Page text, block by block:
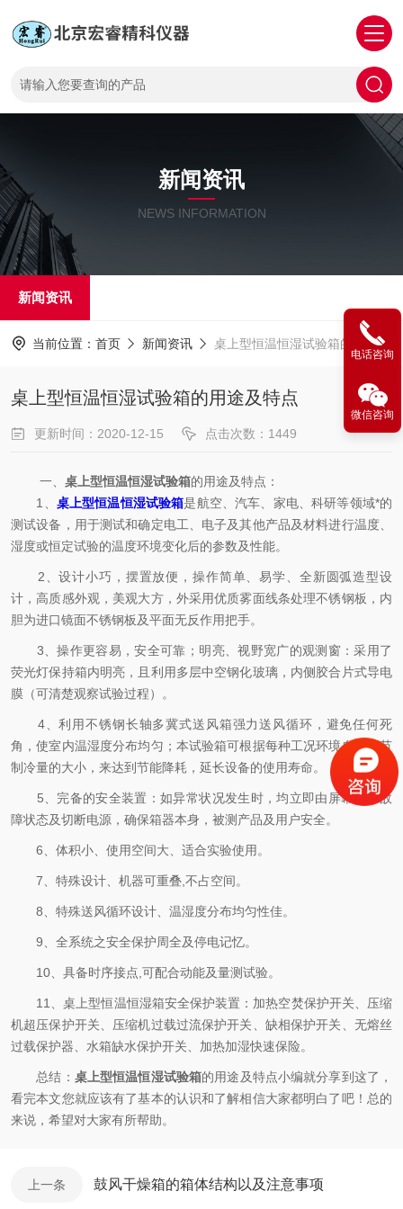
新闻资讯
NEWS INFORMATION
新闻资讯
当前位置： 首页 新闻资讯 桌上型恒温恒湿试验箱的用途及特点
桌上型恒温恒湿试验箱的用途及特点
更新时间：2020-12-15 点击次数：1449
一、 桌上型恒温恒湿试验箱的用途及特点：
1、 桌上型恒温恒湿试验箱是航空、汽车、家电、科研等领域*的
测试设备，用于测试和确定电工、电子及其他产品及材料进行温度、
湿度或恒定试验的温度环境变化后的参数及性能。
2、设计小巧，摆置放便，操作简单、易学、全新圆弧造型设
计，高质感外观，美观大方，外采用优质雾面线条处理不锈钢板，内
胆为进口镜面不锈钢板及平面无反作用把手。
3、操作更容易，安全可靠；明亮、视野宽广的观测窗：采用了
荧光灯保持箱内明亮，且利用多层中空钢化玻璃，内侧胶合片式导电
膜（可清楚观察试验过程）。
4、利用不锈钢长轴多冀式送风箱强力送风循环，避免任何死
角，使室内温湿度分布均匀；本试验箱可根据每种工况环境自动调节
制冷量的大小，来达到节能降耗，延长设备的使用寿命。
5、完备的安全装置：如异常状况发生时，均立即由屏幕显示故
障状态及切断电源，确保箱器本身，被测产品及用户安全。
6、体积小、使用空间大、适合实验使用。
7、特殊设计、机器可重叠,不占空间。
8、特殊送风循环设计、温湿度分布均匀性佳。
9、全系统之安全保护周全及停电记忆。
10、具备时序接点,可配合动能及量测试验。
11、桌上型恒温恒湿箱安全保护装置：加热空焚保护开关、压缩
机超压保护开关、压缩机过载过流保护开关、缺相保护开关、无熔丝
过载保护器、水箱缺水保护开关、加热加湿快速保险。
总结： 桌上型恒温恒湿试验箱的用途及特点小编就分享到这了，
看完本文您就应该有了基本的认识和了解相信大家都明白了吧！总的
来说，希望对大家有所帮助。
上一条 鼓风干燥箱的箱体结构以及注意事项
电话咨询
微信咨询